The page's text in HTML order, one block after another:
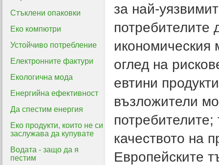
Стъклени опаковки
Еко компютри
Устойчиво потребление
Електронните фактури
Екологична мода
Енергийна ефективност
Да спестим енергия
Еко продукти, които не си
заслужава да купувате
Водата - защо да я
пестим
за най-
потребителите
икономическия
оглед на
евтини
възложители
качеството на
Европейските